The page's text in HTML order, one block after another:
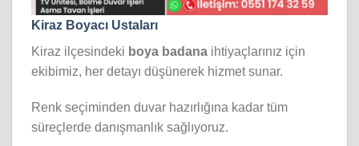
Kiraz Boyacı Ustaları
Kiraz ilçesindeki boya badana ihtiyaçlarınız için
ekibimiz, her detayı düşünerek hizmet sunar.
Renk seçiminden duvar hazırlığına kadar tüm
süreçlerde danışmanlık sağlıyoruz.